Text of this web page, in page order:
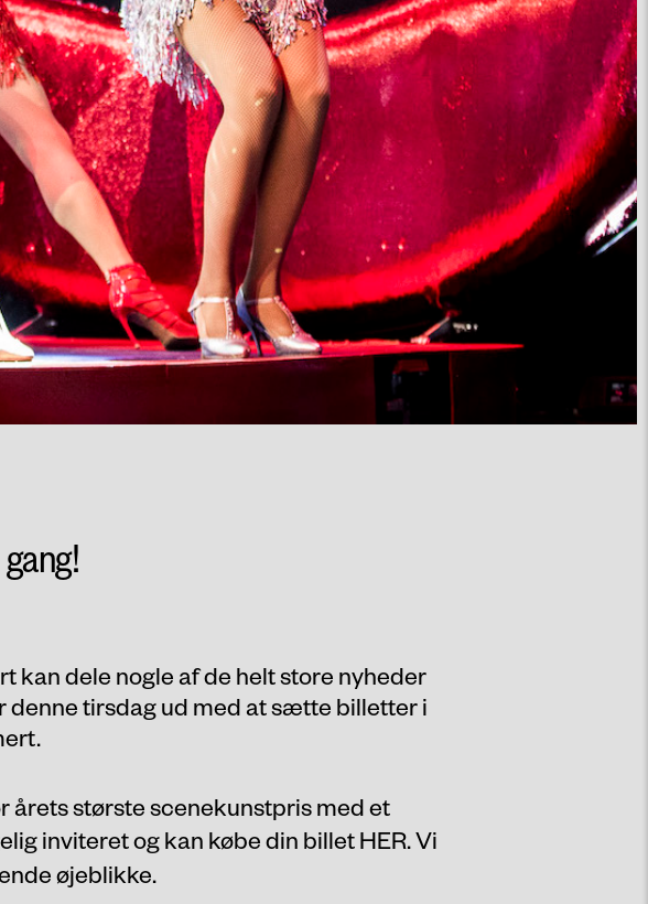
kan dele nogle af de helt store nyheder
denne tirsdag ud med at sætte billetter i
årets største scenekunstpris med et
inviteret og kan købe din billetHER. Vi
øjeblikke.